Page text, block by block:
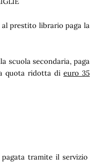
librario paga la
secondaria, paga
quota ridotta di euro 35
tramite il servizio